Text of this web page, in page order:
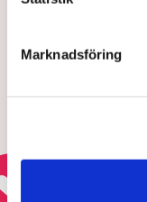
Marknadsföring